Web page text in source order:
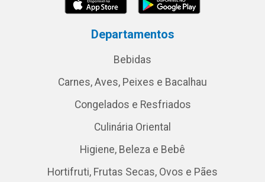
Departamentos
Bebidas
Carnes, Aves, Peixes e Bacalhau
Congelados e Resfriados
Culinária Oriental
Higiene, Beleza e Bebê
Hortifruti, Frutas Secas, Ovos e Pães